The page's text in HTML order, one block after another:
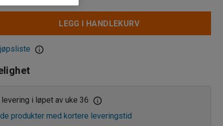
LEGG I HANDLEKURV
i løpet av uke 36
produkter med kortere leveringstid